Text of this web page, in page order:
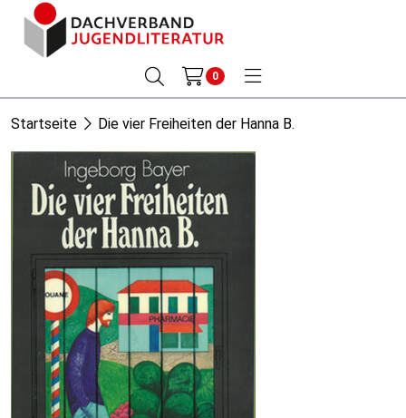
0
Startseite Die vier Freiheiten der Hanna B.